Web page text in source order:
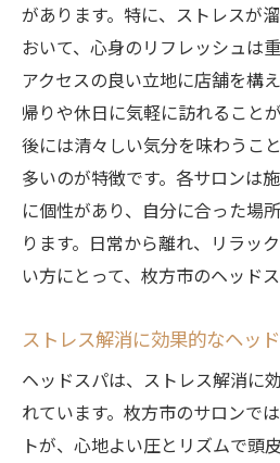
があります。特に、ストレスが
おいて、心身のリフレッシュは
アクセスの良い立地に店舗を構
帰りや休日に気軽に訪れること
後には清々しい気分を味わうこ
多いのが特徴です。各サロンは
に個性があり、自分に合った場
ります。日常から離れ、リラッ
い方にとって、枚方市のヘッド
ストレス解消に効果的なヘッ
ヘッドスパは、ストレス解消に
れています。枚方市のサロンで
トが、心地よい圧とリズムで頭